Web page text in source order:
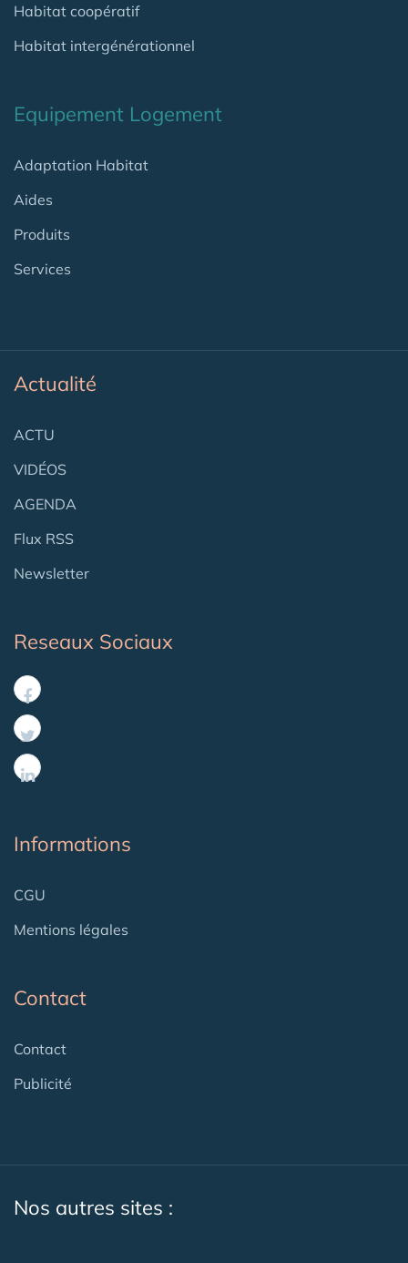
Habitat coopératif
Habitat intergénérationnel
Equipement Logement
Adaptation Habitat
Aides
Produits
Services
Actualité
ACTU
VIDÉOS
AGENDA
Flux RSS
Newsletter
Reseaux Sociaux
Informations
CGU
Mentions légales
Contact
Contact
Publicité
Nos autres sites :